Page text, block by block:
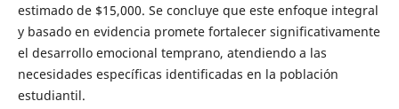
estimado de $15,000. Se concluye que este enfoque integral
y basado en evidencia promete fortalecer significativamente
el desarrollo emocional temprano, atendiendo a las
necesidades específicas identificadas en la población
estudiantil.